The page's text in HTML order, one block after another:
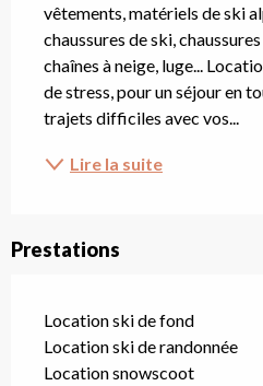
vêtements, matériels de ski
chaussures de ski,
chaînes à neige, luge...
de stress, pour un séjour en
trajets difficiles avec vos...
Lire la suite
Prestations
Location ski de fond
Location ski de randonnée
Location snowscoot